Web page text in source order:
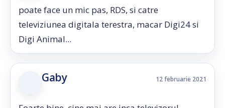
poate face un mic pas, RDS, si catre
televiziunea digitala terestra, macar Digi24 si
Digi Animal...
Gaby 12 februarie 2021